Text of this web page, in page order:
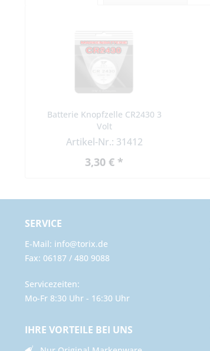
Batterie Knopfzelle CR2430 3
Volt
Artikel-Nr.: 31412
3,30 € *
SERVICE
E-Mail: info@torix.de
Fax: 06187 / 480 9088
Servicezeiten:
Mo-Fr 8:30 Uhr - 16:30 Uhr
IHRE VORTEILE BEI UNS